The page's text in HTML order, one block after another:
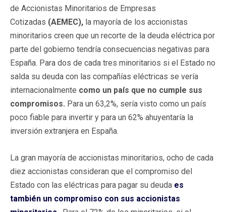
de Accionistas Minoritarios de Empresas
Cotizadas (AEMEC), la mayoría de los accionistas
minoritarios creen que un recorte de la deuda eléctrica por
parte del gobierno tendría consecuencias negativas para
España. Para dos de cada tres minoritarios si el Estado no
salda su deuda con las compañías eléctricas se vería
internacionalmente como un país que no cumple sus
compromisos. Para un 63,2%, sería visto como un país
poco fiable para invertir y para un 62% ahuyentaría la
inversión extranjera en España.
La gran mayoría de accionistas minoritarios, ocho de cada
diez accionistas consideran que el compromiso del
Estado con las eléctricas para pagar su deuda es
también un compromiso con sus accionistas